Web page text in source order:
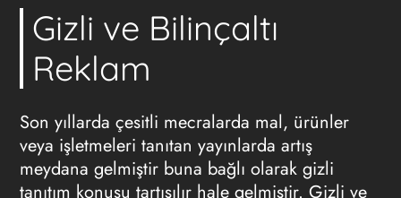
Gizli ve Bilinçaltı
Reklam
Son yıllarda çesitli mecralarda mal, ürünler
veya işletmeleri tanıtan yayınlarda artış
meydana gelmiştir buna bağlı olarak gizli
tanıtım konusu tartışılır hale gelmiştir. Gizli ve